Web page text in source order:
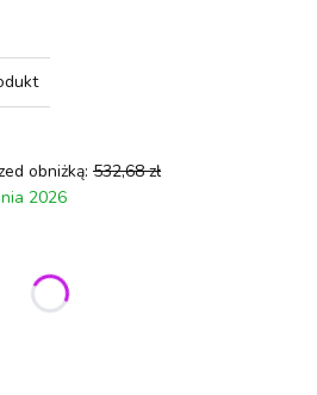
obniżką: 532,68 zł
2026
różnić się ceną